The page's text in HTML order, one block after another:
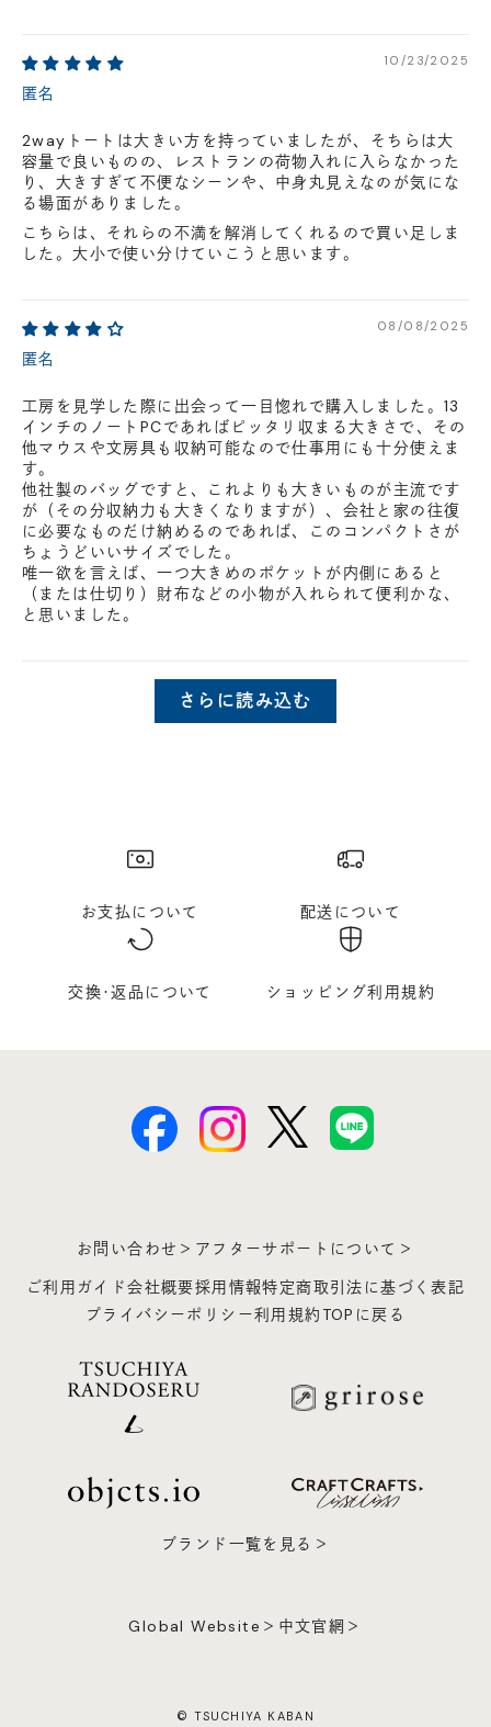
10/23/2025
匿名
2wayトートは大きい方を持っていましたが、そちらは大
容量で良いものの、レストランの荷物入れに入らなかった
り、大きすぎて不便なシーンや、中身丸見えなのが気にな
る場面がありました。
こちらは、それらの不満を解消してくれるので買い足しま
した。大小で使い分けていこうと思います。
08/08/2025
匿名
工房を見学した際に出会って一目惚れで購入しました。13
インチのノートPCであればピッタリ収まる大きさで、その
他マウスや文房具も収納可能なので仕事用にも十分使えま
す。
他社製のバッグですと、これよりも大きいものが主流です
が（その分収納力も大きくなりますが）、会社と家の往復
に必要なものだけ納めるのであれば、このコンパクトさが
ちょうどいいサイズでした。
唯一欲を言えば、一つ大きめのポケットが内側にあると
（または仕切り）財布などの小物が入れられて便利かな、
と思いました。
さらに読み込む
お支払について 配送について
交換･返品について ショッピング利用規約
お問い合わせ＞ アフターサポートについて＞
ご利用ガイド会社概要採用情報特定商取引法に基づく表記
プライバシーポリシー利用規約 TOPに戻る
ブランド一覧を見る＞
Global Website＞ 中文官網＞
© TSUCHIYA KABAN